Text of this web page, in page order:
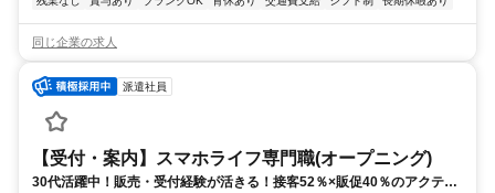
同じ企業の求人
派遣社員
【受付・案内】スマホライフ専門職(オープニング)
30代活躍中！販売・受付経験が活きる！接客52％×販促40％のアクティ